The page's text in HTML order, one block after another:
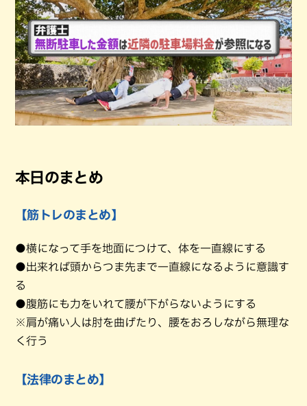
本日のまとめ
【筋トレのまとめ】
●横になって手を地面につけて、体を一直線にする
●出来れば頭からつま先まで一直線になるように意識す
る
●腹筋にも力をいれて腰が下がらないようにする
※肩が痛い人は肘を曲げたり、腰をおろしながら無理な
く行う
【法律のまとめ】